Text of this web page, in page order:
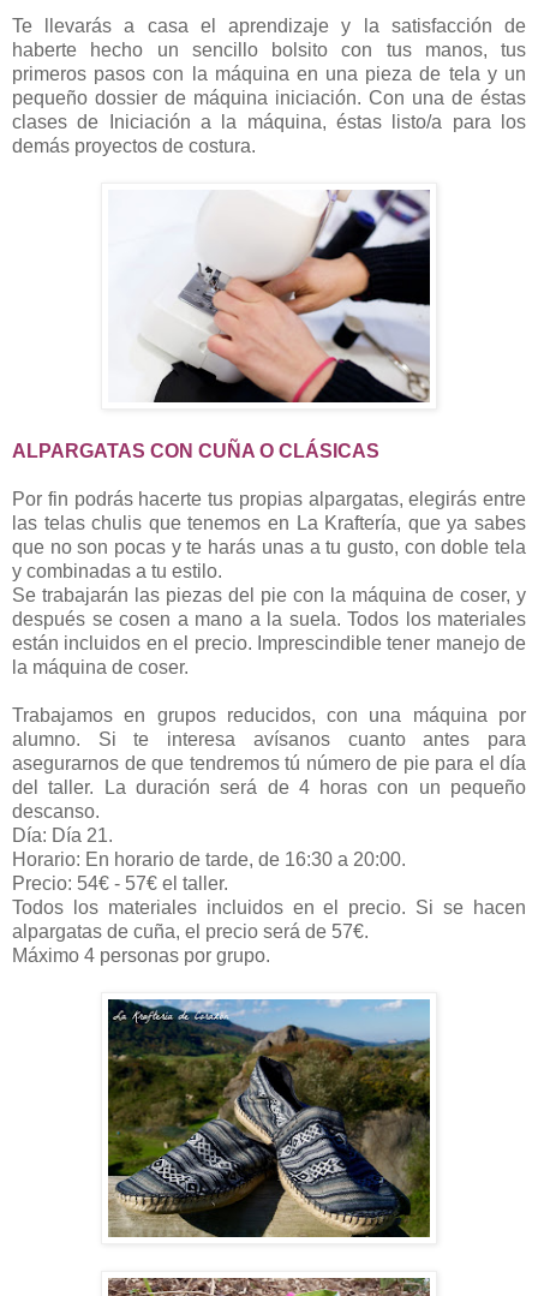
Te llevarás a casa el aprendizaje y la satisfacción de
haberte hecho un sencillo bolsito con tus manos, tus
primeros pasos con la máquina en una pieza de tela y un
pequeño dossier de máquina iniciación. Con una de éstas
clases de Iniciación a la máquina, éstas listo/a para los
demás proyectos de costura.
ALPARGATAS CON CUÑA O CLÁSICAS
Por fin podrás hacerte tus propias alpargatas, elegirás entre
las telas chulis que tenemos en La Kraftería, que ya sabes
que no son pocas y te harás unas a tu gusto, con doble tela
y combinadas a tu estilo.
Se trabajarán las piezas del pie con la máquina de coser, y
después se cosen a mano a la suela. Todos los materiales
están incluidos en el precio. Imprescindible tener manejo de
la máquina de coser.
Trabajamos en grupos reducidos, con una máquina por
alumno. Si te interesa avísanos cuanto antes para
asegurarnos de que tendremos tú número de pie para el día
del taller. La duración será de 4 horas con un pequeño
descanso.
Día: Día 21.
Horario: En horario de tarde, de 16:30 a 20:00.
Precio: 54€ - 57€ el taller.
Todos los materiales incluidos en el precio. Si se hacen
alpargatas de cuña, el precio será de 57€.
Máximo 4 personas por grupo.